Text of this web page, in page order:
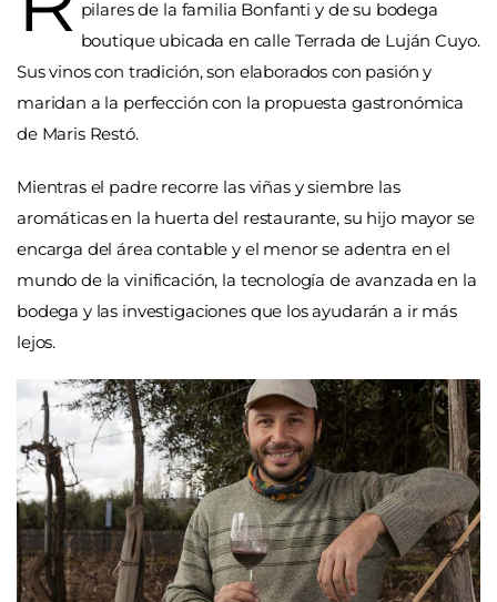
pilares de la familia Bonfanti y de su bodega
boutique ubicada en calle Terrada de Luján Cuyo.
Sus vinos con tradición, son elaborados con pasión y
maridan a la perfección con la propuesta gastronómica
de Maris Restó.
Mientras el padre recorre las viñas y siembre las
aromáticas en la huerta del restaurante, su hijo mayor se
encarga del área contable y el menor se adentra en el
mundo de la vinificación, la tecnología de avanzada en la
bodega y las investigaciones que los ayudarán a ir más
lejos.